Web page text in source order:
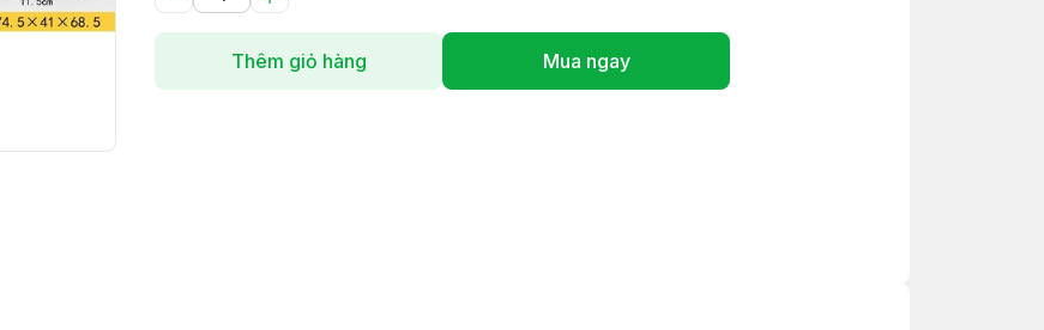
Thêm giỏ hàng Mua ngay